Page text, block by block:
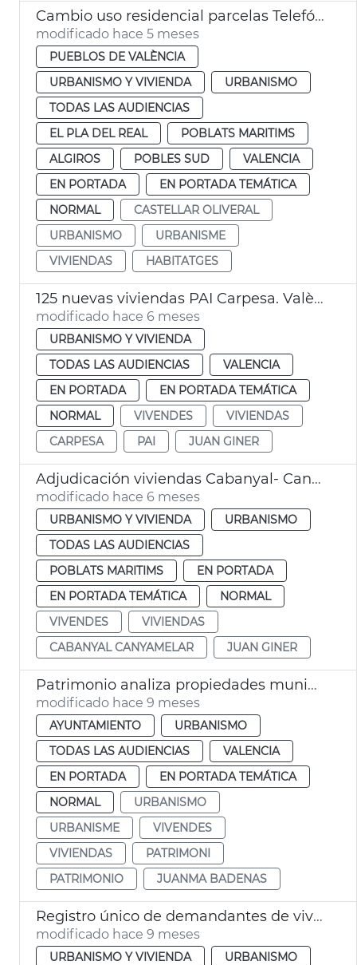
Cambio uso residencial parcelas Telefónica València
modificado hace 5 meses
PUEBLOS DE VALÈNCIA
URBANISMO Y VIVIENDA
URBANISMO
TODAS LAS AUDIENCIAS
EL PLA DEL REAL
POBLATS MARITIMS
ALGIROS
POBLES SUD
VALENCIA
EN PORTADA
EN PORTADA TEMÁTICA
NORMAL
CASTELLAR OLIVERAL
URBANISMO
URBANISME
VIVIENDAS
HABITATGES
125 nuevas viviendas PAI Carpesa. València
modificado hace 6 meses
URBANISMO Y VIVIENDA
TODAS LAS AUDIENCIAS
VALENCIA
EN PORTADA
EN PORTADA TEMÁTICA
NORMAL
VIVENDES
VIVIENDAS
CARPESA
PAI JUAN GINER
Adjudicación viviendas Cabanyal- Canyamelar
modificado hace 6 meses
URBANISMO Y VIVIENDA
URBANISMO
TODAS LAS AUDIENCIAS
POBLATS MARITIMS
EN PORTADA
EN PORTADA TEMÁTICA
NORMAL
VIVENDES
VIVIENDAS
CABANYAL CANYAMELAR
JUAN GINER
Patrimonio analiza propiedades municipales para hacer viviendas
modificado hace 9 meses
AYUNTAMIENTO
URBANISMO
TODAS LAS AUDIENCIAS
VALENCIA
EN PORTADA
EN PORTADA TEMÁTICA
NORMAL
URBANISMO
URBANISME
VIVENDES
VIVIENDAS
PATRIMONI
PATRIMONIO
JUANMA BADENAS
Registro único de demandantes de viviendas
modificado hace 9 meses
URBANISMO Y VIVIENDA
URBANISMO